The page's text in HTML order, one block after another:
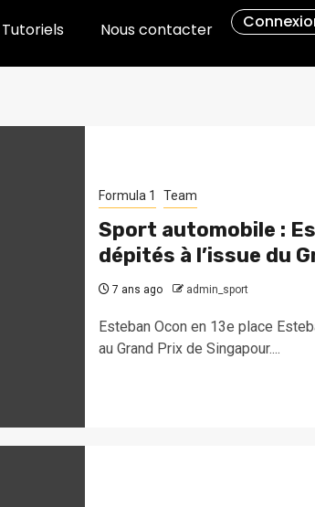
Tutoriels Nous contacter
Formula 1 Team
Sport automobile :
dépités à l’issue du
7 ans ago admin_sport
Esteban Ocon en 13e place
au Grand Prix de Singapour....